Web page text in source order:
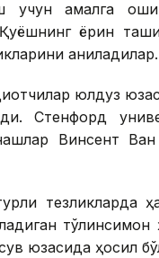
учун амалга
ёрқин
аниқладилар.
юлдуз
Стенфорд
Винсент
тезликларда
юзасида ҳосил